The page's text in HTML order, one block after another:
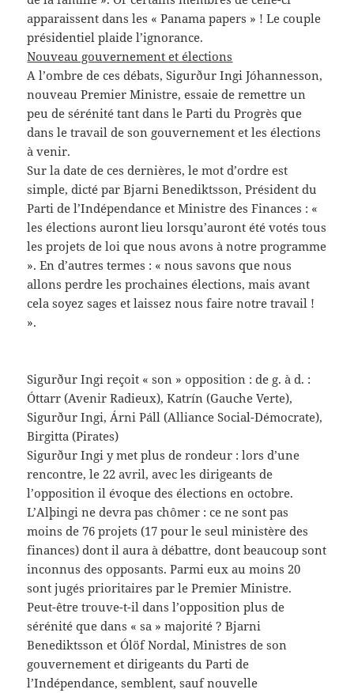
apparaissent dans les « Panama papers » ! Le couple
présidentiel plaide l’ignorance.
Nouveau gouvernement et élections
A l’ombre de ces débats, Sigurður Ingi Jóhannesson,
nouveau Premier Ministre, essaie de remettre un
peu de sérénité tant dans le Parti du Progrès que
dans le travail de son gouvernement et les élections
à venir.
Sur la date de ces dernières, le mot d’ordre est
simple, dicté par Bjarni Benediktsson, Président du
Parti de l’Indépendance et Ministre des Finances : «
les élections auront lieu lorsqu’auront été votés tous
les projets de loi que nous avons à notre programme
». En d’autres termes : «nous savons que nous
allons perdre les prochaines élections, mais avant
cela soyez sages et laissez nous faire notre travail !
».
Sigurður Ingi reçoit « son » opposition : de g. à d. :
Óttarr (Avenir Radieux), Katrín (Gauche Verte),
Sigurður Ingi, Árni Páll (Alliance Social-Démocrate),
Birgitta (Pirates)
Sigurður Ingi y met plus de rondeur : lors d’une
rencontre, le 22 avril, avec les dirigeants de
l’opposition il évoque des élections en octobre.
L’Alþingi ne devra pas chômer : ce ne sont pas
moins de 76 projets (17 pour le seul ministère des
finances) dont il aura à débattre, dont beaucoup sont
inconnus des opposants. Parmi eux au moins 20
sont jugés prioritaires par le Premier Ministre.
Peut-être trouve-t-il dans l’opposition plus de
sérénité que dans « sa » majorité ? Bjarni
Benediktsson et Ólöf Nordal, Ministres de son
gouvernement et dirigeants du Parti de
l’Indépendance, semblent, sauf nouvelle